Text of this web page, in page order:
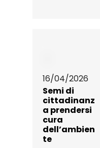
16/04/2026
Semi di
cittadinanz
a prendersi
cura
dell’ambien
te